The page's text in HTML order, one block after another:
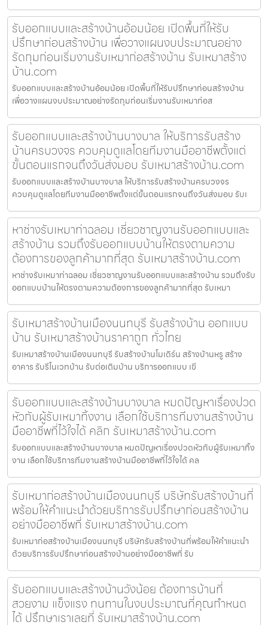
รับออกแบบและสร้างบ้านอ้อมน้อย เปิดพื้นที่ให้รับ
ปรึกษาก่อนสร้างบ้าน เพื่อวางแผนงบประมาณอย่าง
รัดกุมก่อนเริ่มงานรับเหมาก่อสร้างบ้าน รับเหมาสร้าง
บ้าน.com
รับออกแบบและสร้างบ้านอ้อมน้อย เปิดพื้นที่ให้รับปรึกษาก่อนสร้างบ้าน
เพื่อวางแผนงบประมาณอย่างรัดกุมก่อนเริ่มงานรับเหมาก่อส
รับออกแบบและสร้างบ้านบางบาล ให้บริการรับสร้าง
บ้านครบวงจร ควบคุมดูแลโดยทีมงานมืออาชีพตั้งแต่
ขั้นตอนแรกจนถึงวันส่งมอบ รับเหมาสร้างบ้าน.com
รับออกแบบและสร้างบ้านบางบาล ให้บริการรับสร้างบ้านครบวงจร
ควบคุมดูแลโดยทีมงานมืออาชีพตั้งแต่ขั้นตอนแรกจนถึงวันส่งมอบ รับเ
หาช่างรับเหมาท่าฉลอม เชี่ยวชาญงานรับออกแบบและ
สร้างบ้าน รวมถึงรับออกแบบบ้านให้ตรงตามความ
ต้องการของลูกค้ามากที่สุด รับเหมาสร้างบ้าน.com
หาช่างรับเหมาท่าฉลอม เชี่ยวชาญงานรับออกแบบและสร้างบ้าน รวมถึงรับ
ออกแบบบ้านให้ตรงตามความต้องการของลูกค้ามากที่สุด รับเหมา
รับเหมาสร้างบ้านเมืองนนทบุรี รับสร้างบ้าน ออกแบบ
บ้าน รับเหมาสร้างบ้านราคาถูก ทั่วไทย
รับเหมาสร้างบ้านเมืองนนทบุรี รับสร้างบ้านโมเดิร์น สร้างบ้านหรู สร้าง
อาคาร รับรีโนเวทบ้าน รับต่อเติมบ้าน บริการออกแบบ เขี
รับออกแบบและสร้างบ้านบางบาล หมดปัญหาเรื่องปวด
หัวกับผู้รับเหมาทิ้งงาน เลือกใช้บริการทีมงานสร้างบ้าน
มืออาชีพที่ไว้ใจได้ คลิก รับเหมาสร้างบ้าน.com
รับออกแบบและสร้างบ้านบางบาล หมดปัญหาเรื่องปวดหัวกับผู้รับเหมาทิ้ง
งาน เลือกใช้บริการทีมงานสร้างบ้านมืออาชีพที่ไว้ใจได้ คล
รับเหมาก่อสร้างบ้านเมืองนนทบุรี บริษัทรับสร้างบ้านที่
พร้อมให้คำแนะนำด้วยบริการรับปรึกษาก่อนสร้างบ้าน
อย่างมืออาชีพที่ รับเหมาสร้างบ้าน.com
รับเหมาก่อสร้างบ้านเมืองนนทบุรี บริษัทรับสร้างบ้านที่พร้อมให้คำแนะนำ
ด้วยบริการรับปรึกษาก่อนสร้างบ้านอย่างมืออาชีพที่ รับ
รับออกแบบและสร้างบ้านวังน้อย ต้องการบ้านที่
สวยงาม แข็งแรง ทนทานในงบประมาณที่คุณกำหนด
ได้ ปรึกษาเราเลยที่ รับเหมาสร้างบ้าน.com